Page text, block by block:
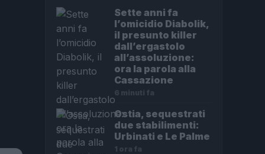
Sette anni fa
l’omicidio Diabolik,
il presunto killer
dall’ergastolo
all’assoluzione:
ora la parola alla
Cassazione
6 minuti fa
Ostia, sequestrati
due stabilimenti:
Urbinati e Le Palme
1 ora fa